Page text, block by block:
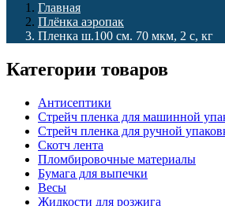
Главная
Плёнка аэропак
Пленка ш.100 см. 70 мкм, 2 с, кг
Категории товаров
Антисептики
Стрейч пленка для машинной
Стрейч пленка для ручной
Скотч лента
Пломбировочные материалы
Бумага для выпечки
Весы
Жидкости для розжига